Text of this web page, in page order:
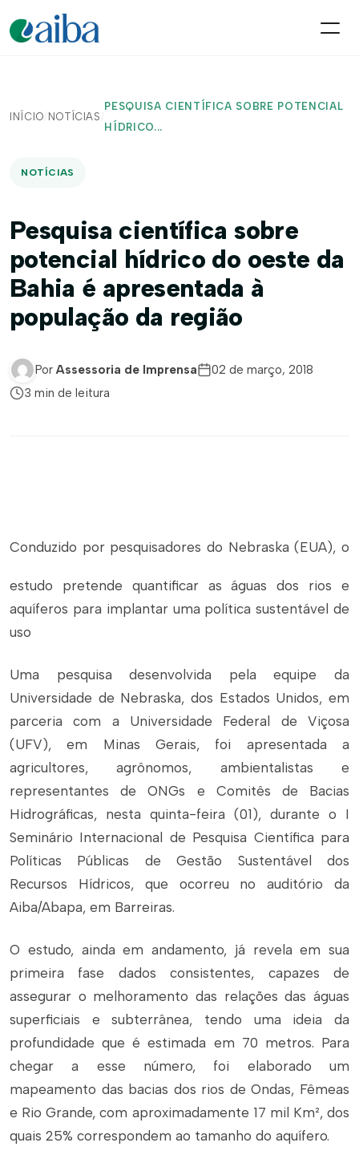
INÍCIO/ NOTÍCIAS /
PESQUISA CIENTÍFICA SOBRE POTENCIAL
HÍDRICO...
NOTÍCIAS
Pesquisa científica sobre
potencial hídrico do oeste da
Bahia é apresentada à
população da região
Por Assessoria de Imprensa
02 de março, 2018
3 min de leitura
Conduzido por pesquisadores do Nebraska (EUA), o
estudo pretende quantificar as águas dos rios e
aquíferos para implantar uma política sustentável de
uso
Uma pesquisa desenvolvida pela equipe da
Universidade de Nebraska, dos Estados Unidos, em
parceria com a Universidade Federal de Viçosa
(UFV), em Minas Gerais, foi apresentada a
agricultores, agrônomos, ambientalistas e
representantes de ONGs e Comitês de Bacias
Hidrográficas, nesta quinta-feira (01), durante o I
Seminário Internacional de Pesquisa Científica para
Políticas Públicas de Gestão Sustentável dos
Recursos Hídricos, que ocorreu no auditório da
Aiba/Abapa, em Barreiras.
O estudo, ainda em andamento, já revela em sua
primeira fase dados consistentes, capazes de
assegurar o melhoramento das relações das águas
superficiais e subterrânea, tendo uma ideia da
profundidade que é estimada em 70 metros. Para
chegar a esse número, foi elaborado um
mapeamento das bacias dos rios de Ondas, Fêmeas
e Rio Grande, com aproximadamente 17 mil Km², dos
quais 25% correspondem ao tamanho do aquífero.